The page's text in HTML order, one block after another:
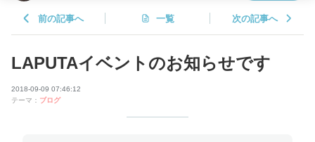
前の記事へ 一覧 次の記事へ
LAPUTAイベントのお知らせです
2018-09-09 07:46:12
テーマ： ブログ